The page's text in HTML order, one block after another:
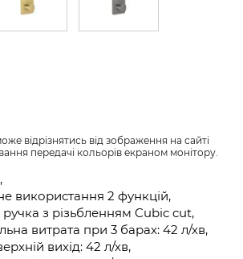
відрізнятись від зображення на сайті
передачі кольорів екраном монітору.
використання 2 функцій,
ручка з різьбленням Cubic cut,
витрата при 3 барах: 42 л/хв,
вихід: 42 л/хв,